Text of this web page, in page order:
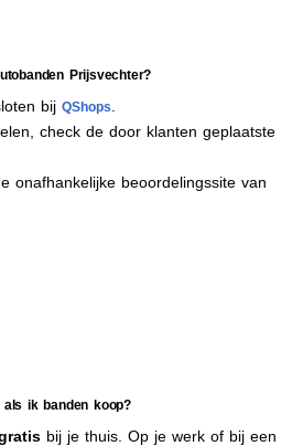
Prijsvechter?
bij QShops
check de door klanten geplaatste
onafhankelijke beoordelingssite van
ik banden koop?
bij je thuis. Op je werk of bij een